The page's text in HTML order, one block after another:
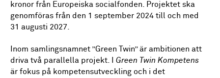
kronor från Europeiska socialfonden. Projektet ska
genomföras från den 1 september 2024 till och med
31 augusti 2027.
Inom samlingsnamnet ”Green Twin” är ambitionen att
driva två parallella projekt. IGreen Twin Kompetens
är fokus på kompetensutveckling och i det